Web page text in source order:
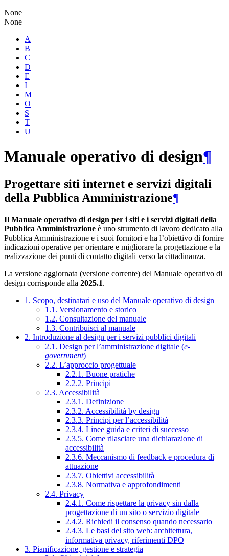
None
None
A
B
C
D
E
I
M
O
S
T
U
Manuale operativo di design¶
Progettare siti internet e servizi digitali
della Pubblica Amministrazione¶
Il Manuale operativo di design per i siti e i servizi digitali della
Pubblica Amministrazione è uno strumento di lavoro dedicato alla
Pubblica Amministrazione e i suoi fornitori e ha l’obiettivo di fornire
indicazioni operative per orientare e migliorare la progettazione e la
realizzazione dei punti di contatto digitali verso la cittadinanza.
La versione aggiornata (versione corrente) del Manuale operativo di
design corrisponde alla 2025.1.
1. Scopo, destinatari e uso del Manuale operativo di design
1.1. Versionamento e storico
1.2. Consultazione del manuale
1.3. Contribuisci al manuale
2. Introduzione al design per i servizi pubblici digitali
2.1. Design per l’amministrazione digitale (e-
government)
2.2. L’approccio progettuale
2.2.1. Buone pratiche
2.2.2. Principi
2.3. Accessibilità
2.3.1. Definizione
2.3.2. Accessibilità by design
2.3.3. Principi per l’accessibilità
2.3.4. Linee guida e criteri di successo
2.3.5. Come rilasciare una dichiarazione di
accessibilità
2.3.6. Meccanismo di feedback e procedura di
attuazione
2.3.7. Obiettivi accessibilità
2.3.8. Normativa e approfondimenti
2.4. Privacy
2.4.1. Come rispettare la privacy sin dalla
progettazione di un sito o servizio digitale
2.4.2. Richiedi il consenso quando necessario
2.4.3. Le basi del sito web: architettura,
informativa privacy, riferimenti DPO
3. Pianificazione, gestione e strategia